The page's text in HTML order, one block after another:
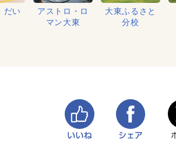
い
アストロ・ロ
マン大東
大東ふるさと
分校